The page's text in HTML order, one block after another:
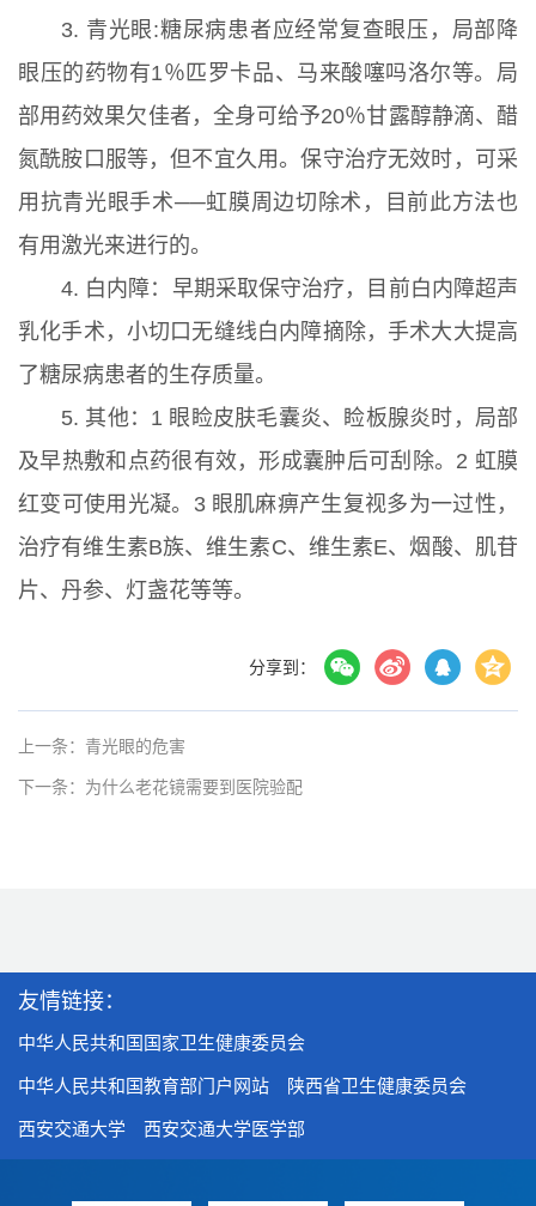
3. 青光眼:糖尿病患者应经常复查眼压，局部降
眼压的药物有1％匹罗卡品、马来酸噻吗洛尔等。局
部用药效果欠佳者，全身可给予20％甘露醇静滴、醋
氮酰胺口服等，但不宜久用。保守治疗无效时，可采
用抗青光眼手术──虹膜周边切除术，目前此方法也
有用激光来进行的。
4. 白内障：早期采取保守治疗，目前白内障超声
乳化手术，小切口无缝线白内障摘除，手术大大提高
了糖尿病患者的生存质量。
5. 其他：1 眼睑皮肤毛囊炎、睑板腺炎时，局部
及早热敷和点药很有效，形成囊肿后可刮除。2 虹膜
红变可使用光凝。3 眼肌麻痹产生复视多为一过性，
治疗有维生素B族、维生素C、维生素E、烟酸、肌苷
片、丹参、灯盏花等等。
分享到：
上一条：青光眼的危害
下一条：为什么老花镜需要到医院验配
友情链接：
中华人民共和国国家卫生健康委员会
中华人民共和国教育部门户网站 陕西省卫生健康委员会
西安交通大学 西安交通大学医学部